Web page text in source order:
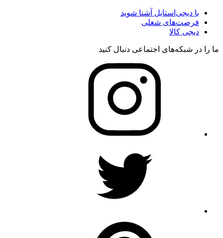
با دیجی‌استایل آشنا شوید
فرصت‌های شغلی
دیجی کالا
ما را در شبکه‌های اجتماعی دنبال کنید